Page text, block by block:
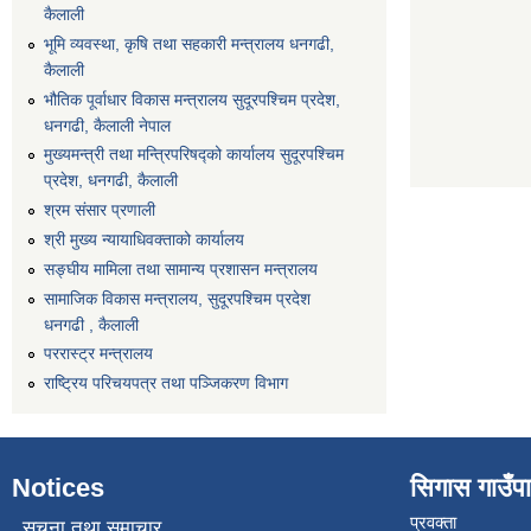
कैलाली
भूमि व्यवस्था, कृषि तथा सहकारी मन्त्रालय धनगढी,
कैलाली
भौतिक पूर्वाधार विकास मन्त्रालय सुदूरपश्चिम प्रदेश,
धनगढी, कैलाली नेपाल
मुख्यमन्त्री तथा मन्त्रिपरिषद्को कार्यालय सुदूरपश्चिम
प्रदेश, धनगढी, कैलाली
श्रम संसार प्रणाली
श्री मुख्य न्यायाधिवक्ताको कार्यालय
सङ्‍घीय मामिला तथा सामान्य प्रशासन मन्त्रालय
सामाजिक विकास मन्त्रालय, सुदूरपश्चिम प्रदेश
धनगढी , कैलाली
पररास्ट्र मन्त्रालय
राष्ट्रिय परिचयपत्र तथा पञ्जिकरण विभाग
Notices सिगास
प्रवक्ता